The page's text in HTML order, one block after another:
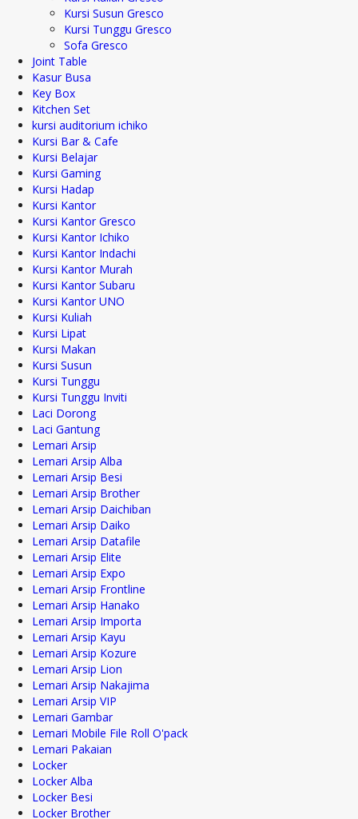
Kursi Susun Gresco
Kursi Tunggu Gresco
Sofa Gresco
Joint Table
Kasur Busa
Key Box
Kitchen Set
kursi auditorium ichiko
Kursi Bar & Cafe
Kursi Belajar
Kursi Gaming
Kursi Hadap
Kursi Kantor
Kursi Kantor Gresco
Kursi Kantor Ichiko
Kursi Kantor Indachi
Kursi Kantor Murah
Kursi Kantor Subaru
Kursi Kantor UNO
Kursi Kuliah
Kursi Lipat
Kursi Makan
Kursi Susun
Kursi Tunggu
Kursi Tunggu Inviti
Laci Dorong
Laci Gantung
Lemari Arsip
Lemari Arsip Alba
Lemari Arsip Besi
Lemari Arsip Brother
Lemari Arsip Daichiban
Lemari Arsip Daiko
Lemari Arsip Datafile
Lemari Arsip Elite
Lemari Arsip Expo
Lemari Arsip Frontline
Lemari Arsip Hanako
Lemari Arsip Importa
Lemari Arsip Kayu
Lemari Arsip Kozure
Lemari Arsip Lion
Lemari Arsip Nakajima
Lemari Arsip VIP
Lemari Gambar
Lemari Mobile File Roll O'pack
Lemari Pakaian
Locker
Locker Alba
Locker Besi
Locker Brother